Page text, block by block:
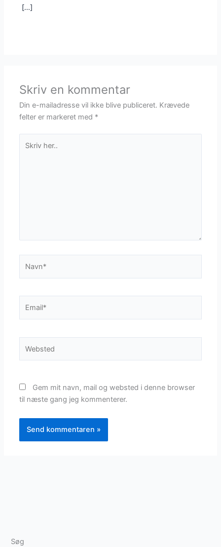
[…]
Skriv en kommentar
Din e-mailadresse vil ikke blive publiceret. Krævede
felter er markeret med *
her..
Gem mit navn, mail og websted i denne browser
til næste gang jeg kommenterer.
Søg